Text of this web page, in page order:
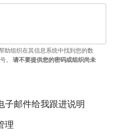
助组织在其信息系统中找到您的数
。 请不要提供您的密码或组织尚未
子邮件给我跟进说明
理